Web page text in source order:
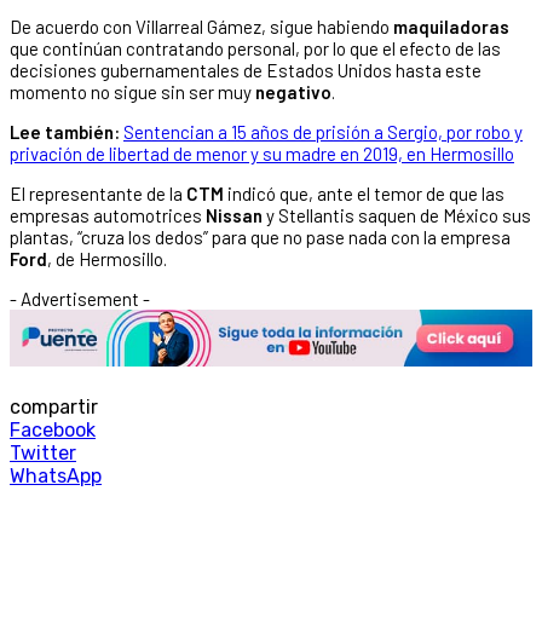
De acuerdo con Villarreal Gámez, sigue habiendo maquiladoras
que continúan contratando personal, por lo que el efecto de las
decisiones gubernamentales de Estados Unidos hasta este
momento no sigue sin ser muy negativo.
Lee también: Sentencian a 15 años de prisión a Sergio, por robo y
privación de libertad de menor y su madre en 2019, en Hermosillo
El representante de la CTM indicó que, ante el temor de que las
empresas automotrices Nissan y Stellantis saquen de México sus
plantas, “cruza los dedos” para que no pase nada con la empresa
Ford, de Hermosillo.
- Advertisement -
compartir
Facebook
Twitter
WhatsApp